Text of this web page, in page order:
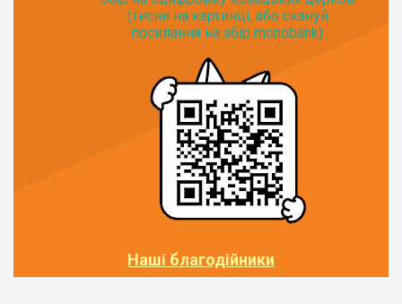
(тисни на картинці, або скануй
посилання на збір monobank):
Наші благодійники